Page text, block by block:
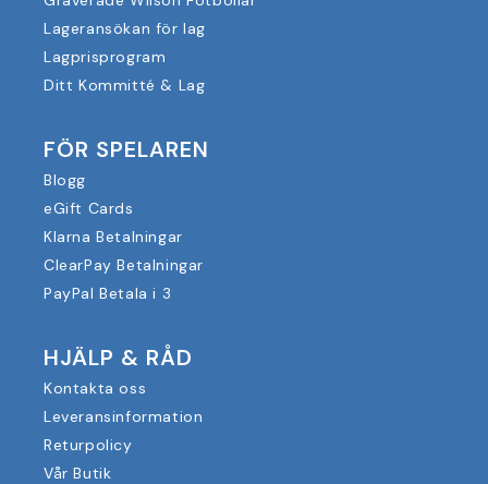
Lageransökan för lag
Lagprisprogram
Ditt Kommitté & Lag
FÖR SPELAREN
Blogg
eGift Cards
Klarna Betalningar
ClearPay Betalningar
PayPal Betala i 3
HJÄLP & RÅD
Kontakta oss
Leveransinformation
Returpolicy
Vår Butik